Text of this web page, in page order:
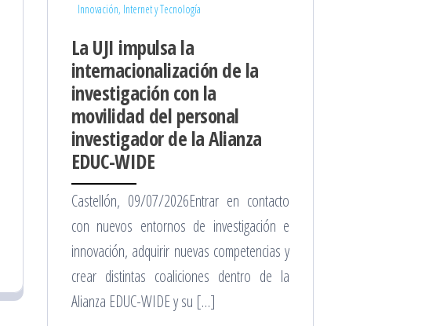
Innovación, Internet y Tecnología
La UJI impulsa la
internacionalización de la
investigación con la
movilidad del personal
investigador de la Alianza
EDUC-WIDE
Castellón, 09/07/2026Entrar en contacto
con nuevos entornos de investigación e
innovación, adquirir nuevas competencias y
crear distintas coaliciones dentro de la
Alianza EDUC-WIDE y su […]